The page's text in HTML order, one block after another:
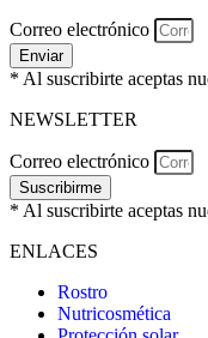
Correo electrónico
Enviar
* Al suscribirte aceptas
NEWSLETTER
Correo electrónico
Suscribirme
* Al suscribirte aceptas
ENLACES
Rostro
Nutricosmética